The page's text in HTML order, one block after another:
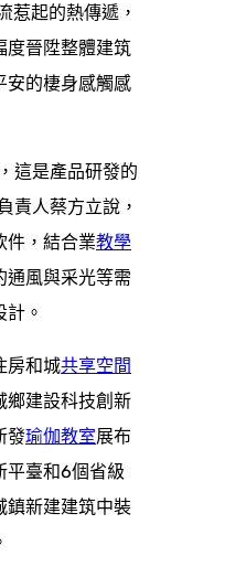
惹起的熱傳遞，
度晉陞整體建筑
安的棲身感觸感
這是產品研發的
責人蔡方立說，
件，結合業教學
通風與采光等需
。
房和城共享空間
鄉建設科技創新
發瑜伽教室展布
平臺和6個省級
鎮新建建筑中裝